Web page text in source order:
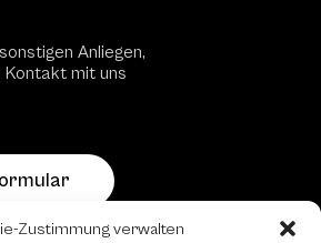
Zustimmung verwalten
Anliegen,
Kontakt mit uns